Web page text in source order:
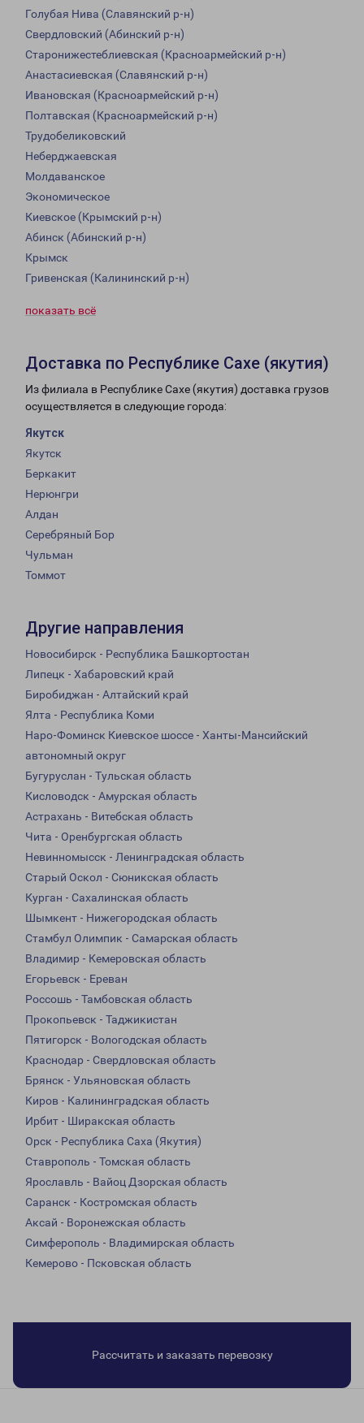
Голубая Нива (Славянский р-н)
Свердловский (Абинский р-н)
Старонижестеблиевская (Красноармейский р-н)
Анастасиевская (Славянский р-н)
Ивановская (Красноармейский р-н)
Полтавская (Красноармейский р-н)
Трудобеликовский
Неберджаевская
Молдаванское
Экономическое
Киевское (Крымский р-н)
Абинск (Абинский р-н)
Крымск
Гривенская (Калининский р-н)
показать всё
Доставка по Республике Сахе (якутия)
Из филиала в Республике Сахе (якутия) доставка грузов
осуществляется в следующие города:
Якутск
Якутск
Беркакит
Нерюнгри
Алдан
Серебряный Бор
Чульман
Томмот
Другие направления
Новосибирск - Республика Башкортостан
Липецк - Хабаровский край
Биробиджан - Алтайский край
Ялта - Республика Коми
Наро-Фоминск Киевское шоссе - Ханты-Мансийский
автономный округ
Бугуруслан - Тульская область
Кисловодск - Амурская область
Астрахань - Витебская область
Чита - Оренбургская область
Невинномысск - Ленинградская область
Старый Оскол - Сюникская область
Курган - Сахалинская область
Шымкент - Нижегородская область
Стамбул Олимпик - Самарская область
Владимир - Кемеровская область
Егорьевск - Ереван
Россошь - Тамбовская область
Прокопьевск - Таджикистан
Пятигорск - Вологодская область
Краснодар - Свердловская область
Брянск - Ульяновская область
Киров - Калининградская область
Ирбит - Ширакская область
Орск - Республика Саха (Якутия)
Ставрополь - Томская область
Ярославль - Вайоц Дзорская область
Саранск - Костромская область
Аксай - Воронежская область
Симферополь - Владимирская область
Кемерово - Псковская область
Рассчитать и заказать перевозку